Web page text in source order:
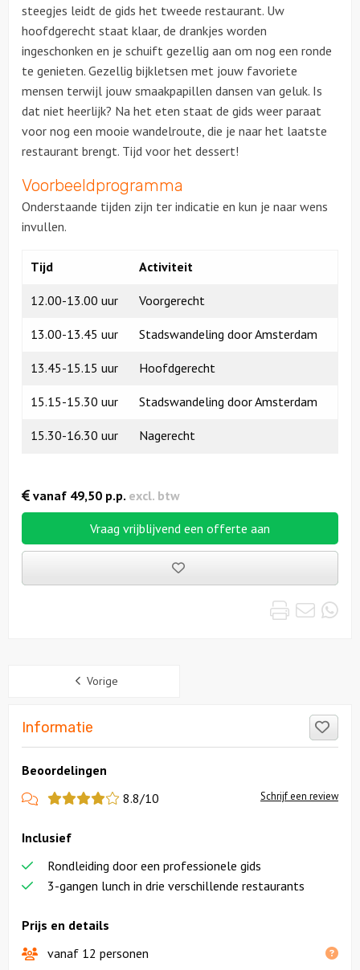
steegjes leidt de gids het tweede restaurant. Uw
hoofdgerecht staat klaar, de drankjes worden
ingeschonken en je schuift gezellig aan om nog een ronde
te genieten. Gezellig bijkletsen met jouw favoriete
mensen terwijl jouw smaakpapillen dansen van geluk. Is
dat niet heerlijk? Na het eten staat de gids weer paraat
voor nog een mooie wandelroute, die je naar het laatste
restaurant brengt. Tijd voor het dessert!
Voorbeeldprogramma
Onderstaande tijden zijn ter indicatie en kun je naar wens
invullen.
Tijd Activiteit
12.00-13.00 uur Voorgerecht
13.00-13.45 uur Stadswandeling door Amsterdam
13.45-15.15 uur Hoofdgerecht
15.15-15.30 uur Stadswandeling door Amsterdam
15.30-16.30 uur Nagerecht
Vraag vrijblijvend een offerte aan
uitjes
vanaf 49,50 p.p. excl. btw
Print
Vorige
Informatie
Beoordelingen
View
reviews
8.8/10 Schrijf een review
Prijs en details
vanaf 12 personen
Inclusief
Rondleiding door een professionele gids
3-gangen lunch in drie verschillende restaurants